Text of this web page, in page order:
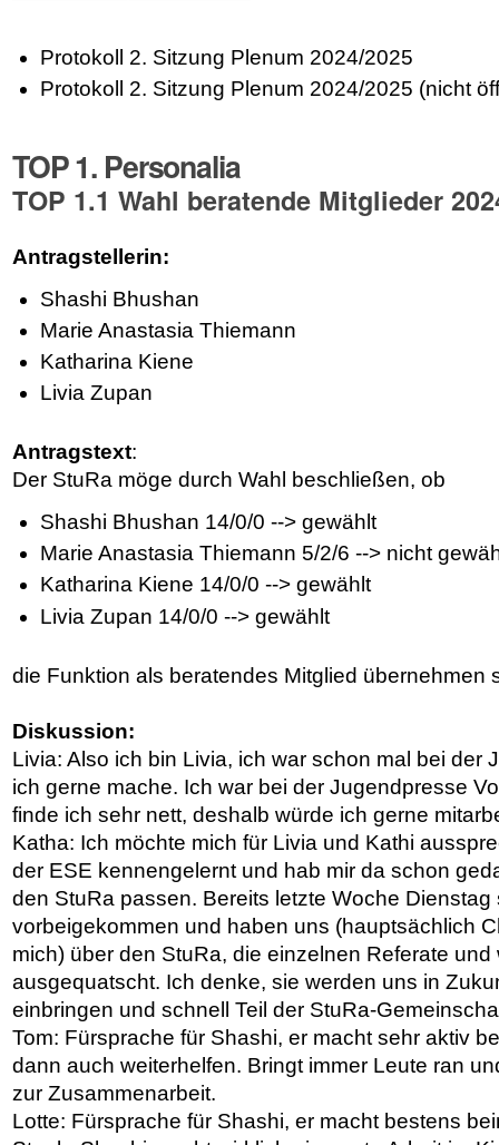
Protokoll 2. Sitzung Plenum 2024/2025
Protokoll 2. Sitzung Plenum 2024/2025 (nicht
TOP 1. Personalia
TOP 1.1 Wahl beratende Mitglieder
Antragstellerin:
Shashi Bhushan
Marie Anastasia Thiemann
Katharina Kiene
Livia Zupan
Antragstext:
Der StuRa möge durch Wahl beschließen, ob
Shashi Bhushan 14/0/0 --> gewählt
Marie Anastasia Thiemann 5/2/6 --> nicht
Katharina Kiene 14/0/0 --> gewählt
Livia Zupan 14/0/0 --> gewählt
die Funktion als beratendes Mitglied übernehmen
Diskussion:
Livia: Also ich bin Livia, ich war schon mal bei der
ich gerne mache. Ich war bei der Jugendpresse
finde ich sehr nett, deshalb würde ich gerne
Katha: Ich möchte mich für Livia und Kathi
der ESE kennengelernt und hab mir da schon
den StuRa passen. Bereits letzte Woche Dienstag
vorbeigekommen und haben uns (hauptsächlich
mich) über den StuRa, die einzelnen Referate
ausgequatscht. Ich denke, sie werden uns in
einbringen und schnell Teil der StuRa-
Tom: Fürsprache für Shashi, er macht sehr aktiv
dann auch weiterhelfen. Bringt immer Leute ran
zur Zusammenarbeit.
Lotte: Fürsprache für Shashi, er macht bestens